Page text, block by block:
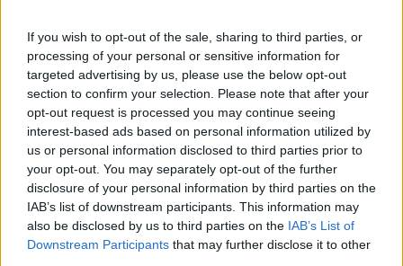
If you wish to opt-out of the sale, sharing to third parties, or
processing of your personal or sensitive information for
targeted advertising by us, please use the below opt-out
section to confirm your selection. Please note that after your
opt-out request is processed you may continue seeing
interest-based ads based on personal information utilized by
us or personal information disclosed to third parties prior to
your opt-out. You may separately opt-out of the further
disclosure of your personal information by third parties on the
IAB’s list of downstream participants. This information may
also be disclosed by us to third parties on the IAB’s List of
Downstream Participants that may further disclose it to other
“Ancora una volta il Partito Democratico di Cascina viene smentito
dai fatti”, ha detto Legnaioli. “Nel 2020 il sindaco Michelangelo Betti
annunciava sui giornali la nuova sede della Polizia Municipale come
una priorità assoluta, uno dei simboli del “nuovo corso”
amministrativo”.
Secondo la candidata del centrodestra, a distanza di anni le
problematiche sarebbero ancora irrisolte. “A distanza di anni, i
cittadini possono vedere con i propri occhi cosa resta di quelle
promesse: problemi irrisolti, ritardi, disorganizzazione e perfino
tensioni interne che coinvolgono direttamente la Polizia Locale”.